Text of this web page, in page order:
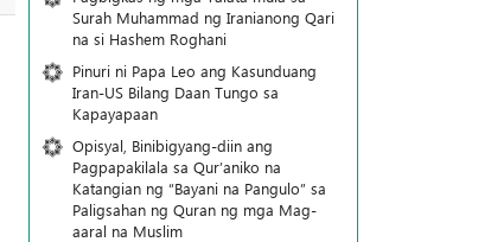
Surah Muhammad ng Iranianong Qari
na si Hashem Roghani
Pinuri ni Papa Leo ang Kasunduang
Iran-US Bilang Daan Tungo sa
Kapayapaan
Opisyal, Binibigyang-diin ang
Pagpapakilala sa Qur’aniko na
Katangian ng “Bayani na Pangulo” sa
Paligsahan ng Quran ng mga Mag-
aaral na Muslim